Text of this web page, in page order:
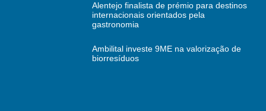
Alentejo finalista de prémio para destinos
internacionais orientados pela
gastronomia
Ambilital investe 9ME na valorização de
biorresíduos